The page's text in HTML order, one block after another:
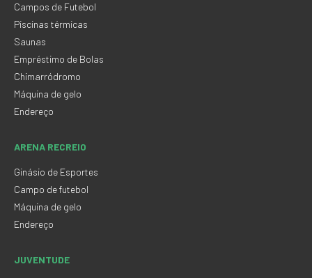
Campos de Futebol
Piscinas térmicas
Saunas
Empréstimo de Bolas
Chimarródromo
Máquina de gelo
Endereço
ARENA RECREIO
Ginásio de Esportes
Campo de futebol
Máquina de gelo
Endereço
JUVENTUDE